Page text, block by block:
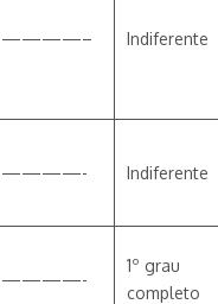
————– Indiferente
————- Indiferente
————-
1º grau
completo